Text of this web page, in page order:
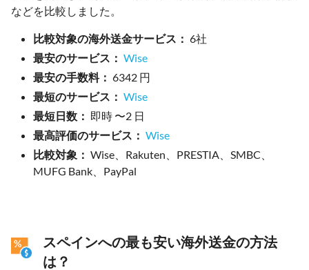
などを比較しました。
比較対象の海外送金サービス： 6社
最安のサービス： Wise
最安の手数料： 6342 円
最短のサービス： Wise
最短日数： 即時 〜2 日
最高評価のサービス： Wise
比較対象： Wise、Rakuten、PRESTIA、SMBC、
MUFG Bank、PayPal
スペインへの最も安い海外送金の方法
は？